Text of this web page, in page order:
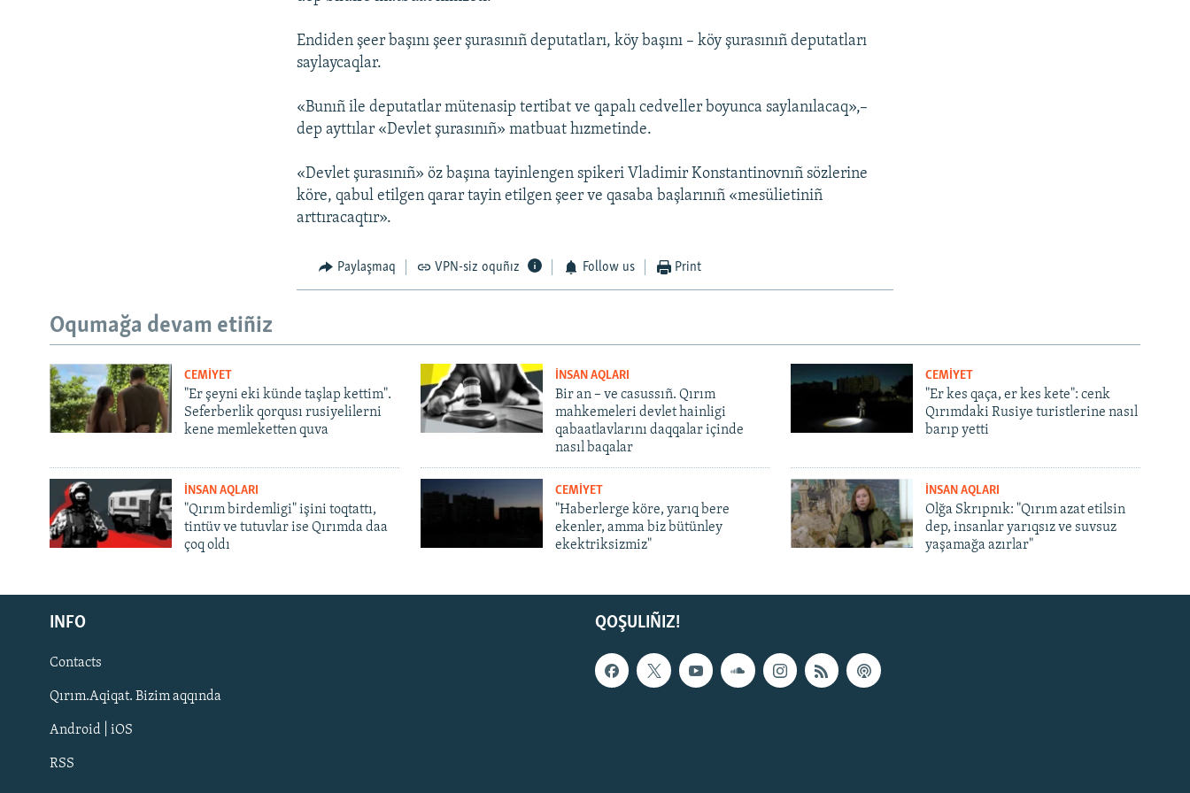
Русский
Українською
QOŞULIÑIZ!
Endiden şeer başını şeer şurasınıñ deputatları, köy başını – köy şurasınıñ deputatları
saylaycaqlar.
«Bunıñ ile deputatlar mütenasip tertibat ve qapalı cedveller boyunca saylanılacaq»,–
dep ayttılar «Devlet şurasınıñ» matbuat hızmetinde.
«Devlet şurasınıñ» öz başına tayinlengen spikeri Vladimir Konstantinovnıñ sözlerine
köre, qabul etilgen qarar tayin etilgen şeer ve qasaba başlarınıñ «mesülietiniñ
arttıracaqtır».
Paylaşmaq VPN-siz oquñız Follow us Print
Oqumağa devam etiñiz
CEMİYET
"Er şeyni eki künde taşlap kettim".
Seferberlik qorqusı rusiyelilerni
kene memleketten quva
İNSAN AQLARI
Bir an – ve casussıñ. Qırım
mahkemeleri devlet hainligi
qabaatlavlarını daqqalar içinde
nasıl baqalar
CEMİYET
"Er kes qaça, er kes kete": cenk
Qırımdaki Rusiye turistlerine nasıl
barıp yetti
İNSAN AQLARI
"Qırım birdemligi" işini toqtattı,
tintüv ve tutuvlar ise Qırımda daa
çoq oldı
CEMİYET
"Haberlerge köre, yarıq bere
ekenler, amma biz bütünley
ekektriksizmiz"
İNSAN AQLARI
Olğa Skrıpnık: "Qırım azat etilsin
dep, insanlar yarıqsız ve suvsuz
yaşamağa azırlar"
QOŞULIÑIZ!
INFO
Contacts
Qırım.Aqiqat. Bizim aqqında
Android | iOS
RSS